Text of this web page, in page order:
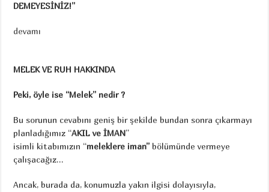
DEMEYESİNİZ!”
devamı
MELEK VE RUH HAKKINDA
Peki, öyle ise “Melek” nedir ?
Bu sorunun cevabını geniş bir şekilde bundan sonra çıkarmayı
planladığımız “AKIL ve İMAN”
isimli kitabımızın “meleklere iman” bölümünde vermeye
çalışacağız…
Ancak, burada da, konumuzla yakın ilgisi dolayısıyla,